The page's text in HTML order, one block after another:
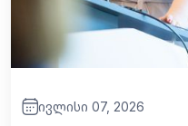
ივლისი 07, 2026